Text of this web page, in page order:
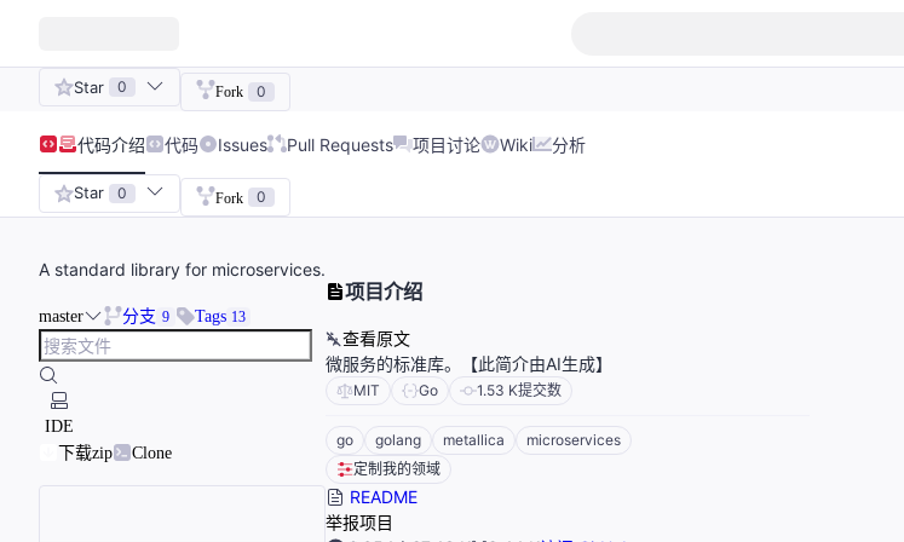
Star 0 Fork 0
代码介绍 代码 Issues Pull Requests 项目讨论 Wiki 分析
Star 0 Fork 0
A standard library for microservices.
master 分支 9 Tags 13
IDE
下载zip
Clone
项目介绍
查看原文
微服务的标准库。【此简介由AI生成】
MIT Go 1.53 K提交数
go golang metallica
microservices
定制我的领域
README
举报项目